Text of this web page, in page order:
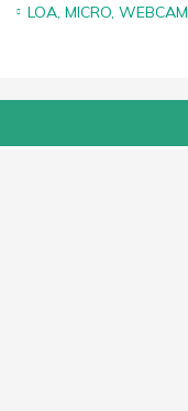
LOA, MICRO, WEBCAM